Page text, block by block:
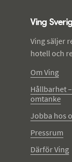
Ving
Ving säljer
hotell och
Om Ving
Hållbarhet
omtanke
Jobba hos
Pressrum
Därför Ving